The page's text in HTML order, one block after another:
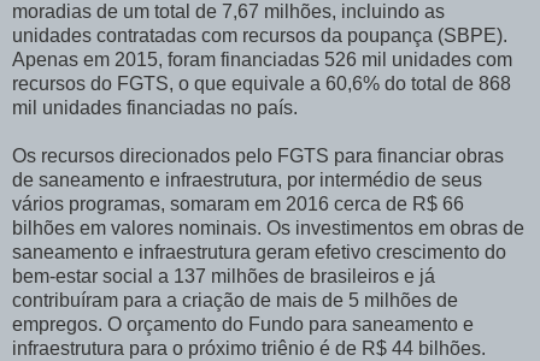
moradias de um total de 7,67 milhões, incluindo as
unidades contratadas com recursos da poupança (SBPE).
Apenas em 2015, foram financiadas 526 mil unidades com
recursos do FGTS, o que equivale a 60,6% do total de 868
mil unidades financiadas no país.
Os recursos direcionados pelo FGTS para financiar obras
de saneamento e infraestrutura, por intermédio de seus
vários programas, somaram em 2016 cerca de R$ 66
bilhões em valores nominais. Os investimentos em obras de
saneamento e infraestrutura geram efetivo crescimento do
bem-estar social a 137 milhões de brasileiros e já
contribuíram para a criação de mais de 5 milhões de
empregos. O orçamento do Fundo para saneamento e
infraestrutura para o próximo triênio é de R$ 44 bilhões.